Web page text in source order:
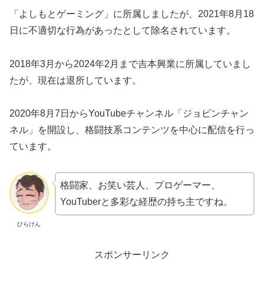
「よしもとゲーミング」に所属しましたが、2021年8月18
日に不適切な行為があったとして除名されています。
2018年3月から2024年2月まで吉本興業に所属していまし
たが、現在は退所しています。
2020年8月7日からYouTubeチャンネル「ジョビンチャン
ネル」を開設し、格闘技系コンテンツを中心に配信を行っ
ています。
ひらけん
格闘家、お笑い芸人、プロゲーマー、
YouTuberと多彩な経歴の持ち主ですね。
スポンサーリンク